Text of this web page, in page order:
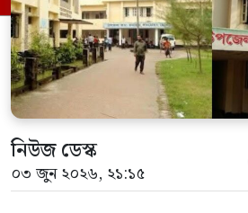
শিশুদের স্বজনরা জানান,
নিউজ ডেস্ক
০৩ জুন ২০২৬, ২১:১৫